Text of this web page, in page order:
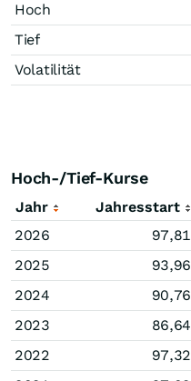
Hoch
Tief
Volatilität
Hoch-/Tief-Kurse
Jahr Jahresstart
2026
97,81
2025
93,96
2024
90,76
2023
86,64
2022
97,32